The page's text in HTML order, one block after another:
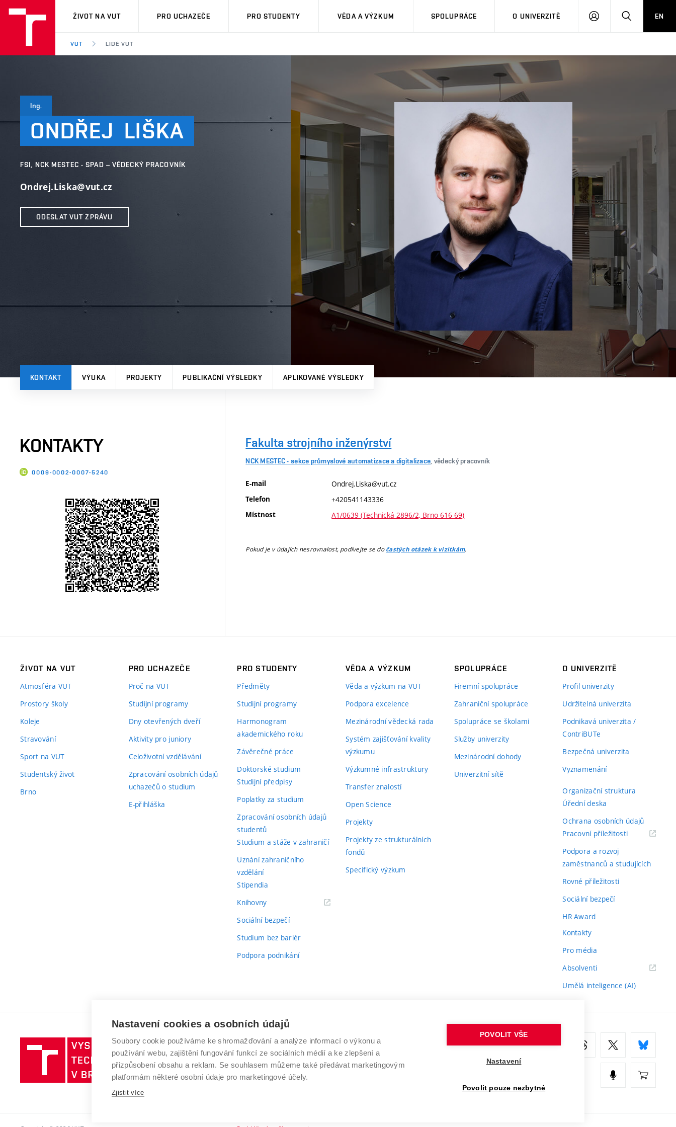
VUT
ŽIVOT NA VUT PRO UCHAZEČE PRO STUDENTY VĚDA A VÝZKUM SPOLUPRÁCE O UNIVERZITĚ
PŘIHLÁSIT HLEDATEN
VUT LIDÉ VUT
Ing.
ONDŘEJ LIŠKA
FSI, NCK MESTEC - SPAD – VĚDECKÝ PRACOVNÍK
Ondrej.Liska@vut.cz
ODESLAT VUT ZPRÁVU
KONTAKT VÝUKA PROJEKTY PUBLIKAČNÍ VÝSLEDKY APLIKOVANÉ VÝSLEDKY
KONTAKTY
0009-0002-0007-5240
Fakulta strojního inženýrství
NCK MESTEC - sekce průmyslové automatizace a digitalizace , vědecký pracovník
E-mail Ondrej.Liska@vut.cz
Telefon +420541143336
Místnost A1/0639 (Technická 2896/2, Brno 616 69)
Pokud je v údajích nesrovnalost, podívejte se dočastých otázek k vizitkám.
ŽIVOT NA VUT
Atmosféra VUT
Prostory školy
Koleje
Stravování
Sport na VUT
Studentský život
Brno
PRO UCHAZEČE
Proč na VUT
Studijní programy
Dny otevřených dveří
Aktivity pro juniory
Celoživotní vzdělávání
Zpracování osobních údajů
uchazečů o studium
E-přihláška
PRO STUDENTY
Předměty
Studijní programy
Harmonogram
akademického roku
Závěrečné práce
Doktorské studium
Studijní předpisy
Poplatky za studium
Zpracování osobních údajů
studentů
Studium a stáže v zahraničí
Uznání zahraničního
vzdělání
Stipendia
Knihovny(externí
Sociální bezpečí
Studium bez bariér
Podpora podnikání
VĚDA A VÝZKUM
Věda a výzkum na VUT
Podpora excelence
Mezinárodní vědecká rada
Systém zajišťování kvality
výzkumu
Výzkumné infrastruktury
Transfer znalostí
Open Science
Projekty
Projekty ze strukturálních
fondů
Specifický výzkum
SPOLUPRÁCE
Firemní spolupráce
Zahraniční spolupráce
Spolupráce se školami
Služby univerzity
Mezinárodní dohody
Univerzitní sítě
O UNIVERZITĚ
Profil univerzity
Udržitelná univerzita
Podnikavá univerzita /
ContriBUTe
Bezpečná univerzita
Vyznamenání
Organizační struktura
Úřední deska
Ochrana osobních údajů
Pracovní příležitosti(externí
Podpora a rozvoj
zaměstnanců a studujících
Rovné příležitosti
Sociální bezpečí
HR Award
Kontakty
Pro média
Absolventi(externí
Umělá inteligence (AI)
Vysoké
učení
technické
v
VYSOKÉ UČENÍ TECHNICKÉ V BRNĚ
Antonínská 548/1
602 00 Brno
www.vut.cz
Nastavení cookies a osobních údajů
Soubory cookie používáme ke shromažďování a analýze informací o výkonu a
používání webu, zajištění fungování funkcí ze sociálních médií a ke zlepšení a
přizpůsobení obsahu a reklam. Se souhlasem můžeme také předávat marketingovým
platformám některé osobní údaje pro marketingové účely.
Zjistit více
POVOLIT VŠE
Nastavení
Povolit pouze nezbytné